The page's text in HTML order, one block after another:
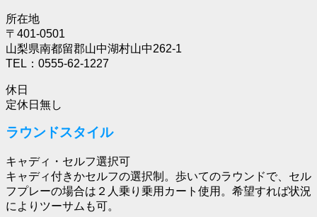
所在地
〒401-0501
山梨県南都留郡山中湖村山中262-1
TEL：0555-62-1227
休日
定休日無し
ラウンドスタイル
キャディ・セルフ選択可
キャディ付きかセルフの選択制。歩いてのラウンドで、セル
フプレーの場合は２人乗り乗用カート使用。希望すれば状況
によりツーサムも可。